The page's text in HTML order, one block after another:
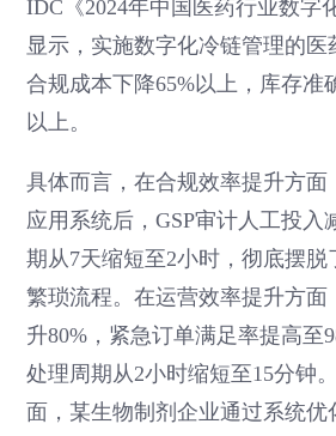
IDC《2024年中国医药行业数字
显示，实施数字化冷链管理的医
合规成本下降65%以上，库存准
以上。
具体而言，在合规效率提升方面
应用系统后，GSP审计人工投入
期从7天缩短至2小时，彻底摆脱
繁琐流程。在运营效率提升方面
升80%，紧急订单满足率提高至
处理周期从2小时缩短至15分钟
面，某生物制剂企业通过系统优